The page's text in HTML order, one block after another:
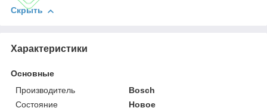
Скрыть
Характеристики
Основные
Производитель
Bosch
Состояние
Новое